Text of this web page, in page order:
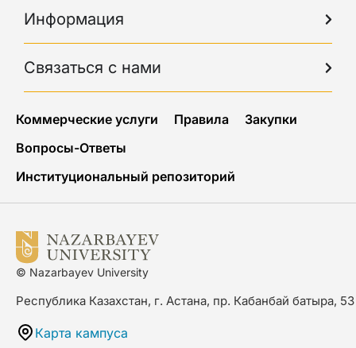
Информация
Связаться с нами
Коммерческие услуги Правила
Закупки
Вопросы-Ответы
Институциональный репозиторий
© Nazarbayev University
Республика Казахстан, г. Астана, пр. Кабанбай батыра, 53
Карта кампуса